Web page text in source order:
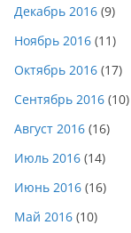
Декабрь 2016 (9)
Ноябрь 2016 (11)
Октябрь 2016 (17)
Сентябрь 2016 (10)
Август 2016 (16)
Июль 2016 (14)
Июнь 2016 (16)
Май 2016 (10)